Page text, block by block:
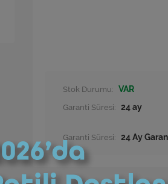
Stok Durumu: VAR
Garanti Süresi: 24 ay
Garanti Süresi: 24 Ay